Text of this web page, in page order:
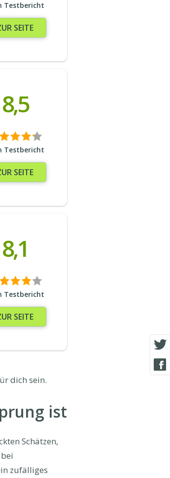
Testbericht
SEITE
8,5
Testbericht
SEITE
8,1
Testbericht
SEITE
dich sein.
ist
Schätzen,
zufälliges